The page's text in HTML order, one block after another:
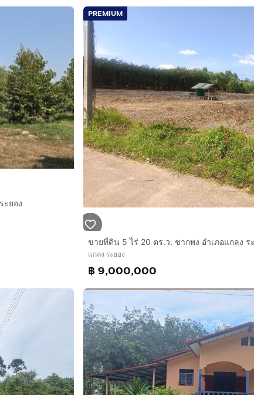
ร.ว. = 1.65 ลบ.
.
.
องขายฝาก
ะยอง
PREMIUM
แกลง ระยอง
฿ 9,000,000